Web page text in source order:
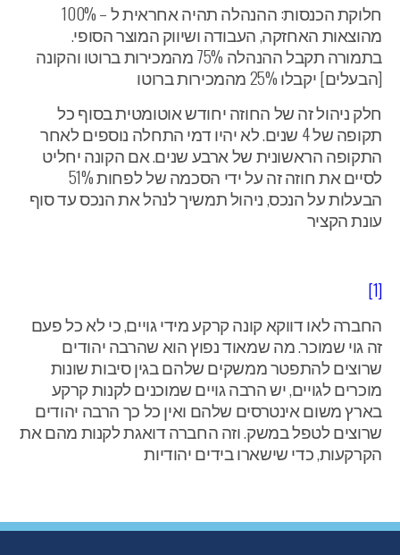
חלוקת הכנסות: ההנהלה תהיה אחראית ל – 100%
מהוצאות האחזקה, העבודה ושיווק המוצר הסופי.
בתמורה תקבל ההנהלה 75% מהמכירות ברוטו והקונה
[הבעלים] יקבלו 25% מהמכירות ברוטו
חלק ניהול זה של החוזה יחודש אוטומטית בסוף כל
תקופה של 4 שנים. לא יהיו דמי התחלה נוספים לאחר
התקופה הראשונית של ארבע שנים. אם הקונה יחליט
לסיים את חוזה זה על ידי הסכמה של לפחות 51%
הבעלות על הנכס, ניהול תמשיך לנהל את הנכס עד סוף
עונת הקציר
[1]
זה גוי שמוכר. מה שמאוד נפוץ הוא שהרבה יהודים
שרוצים להתפטר ממשקים שלהם בגין סיבות שונות
מוכרים לגויים, יש הרבה גויים שמוכנים לקנות קרקע
בארץ משום אינטרסים שלהם ואין כל כך הרבה יהודים
שרוצים לטפל במשק. וזה החברה דואגת לקנות מהם את
הקרקעות, כדי שישארו בידים יהודיות